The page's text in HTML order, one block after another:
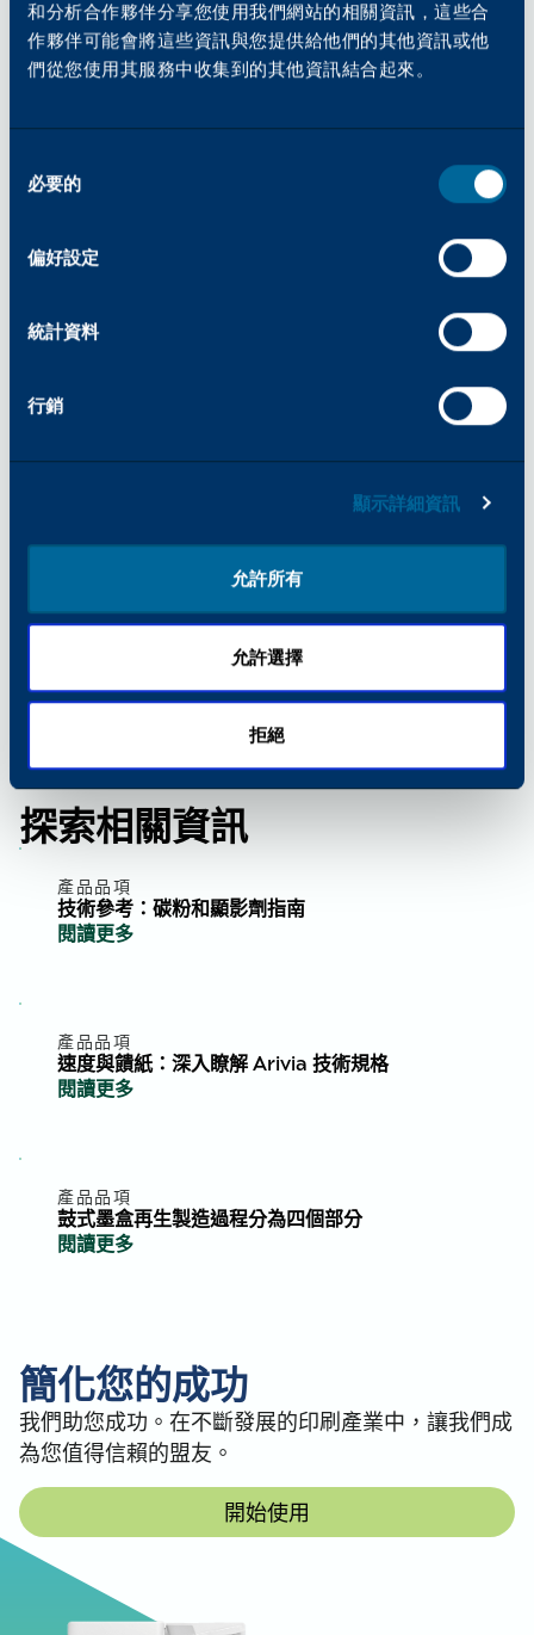
和分析合作夥伴分享您使用我們網站的相關資訊，這些合
作夥伴可能會將這些資訊與您提供給他們的其他資訊或他
們從您使用其服務中收集到的其他資訊結合起來。
必要的
偏好設定
統計資料
行銷
顯示詳細資訊
允許所有
允許選擇
拒絕
其設計不會對接收 「正常 」電壓的交流電源線
造成任何影響；但是，當電壓超過某個臨界值
時，MOV 的電阻會立即下降，為過量電壓提供
計上具有相對較小的電氣公差，通常可以保護辦
當其他電源 (例如螢光燈、附近的廣播電台，甚
電線吸收，或直接被辦公室設備本身吸收時，便
(RFI)。如果長時間暴露在 EMI 和/或 RFI 之下，
影印機、印表機、傳真機或其他電子裝置的電子
電湧保護器最重要的特點或許是製造商對產品性
壞，該電湧保護器的製造商將賠償最終使用者特
百萬美元不等，視製造商和個別電湧保護器的複
雜程度而定。因此，許多終端使用者將連接設備
保固的電湧保護器視為「保險單」，也就是說，
他們知道即使電湧保護器失效，他們的辦公室設
備也能獲得全面保障。
探索相關資訊
產品品項
技術參考：碳粉和顯影劑指南
閱讀更多
產品品項
速度與饋紙：深入瞭解 Arivia 技術規格
閱讀更多
產品品項
鼓式墨盒再生製造過程分為四個部分
閱讀更多
簡化您的成功
我們助您成功。在不斷發展的印刷產業中，讓我們成
為您值得信賴的盟友。
開始使用